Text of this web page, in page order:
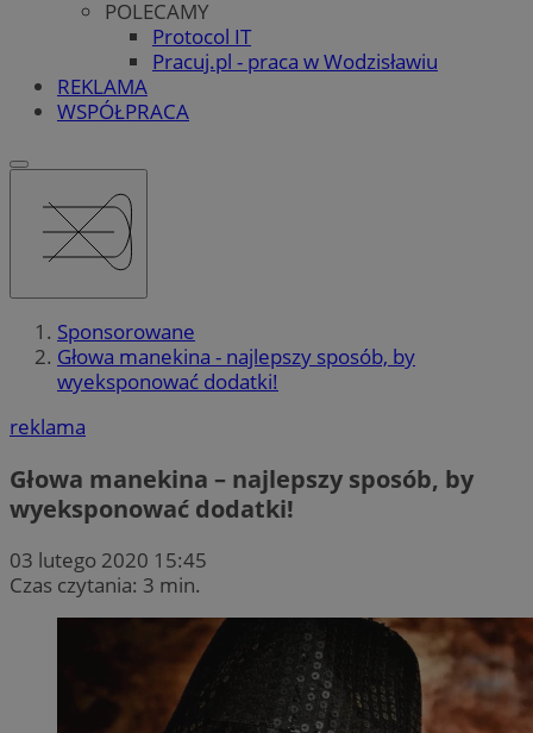
POLECAMY
Protocol IT
Pracuj.pl - praca w Wodzisławiu
REKLAMA
WSPÓŁPRACA
Sponsorowane
Głowa manekina - najlepszy sposób, by
wyeksponować dodatki!
reklama
Głowa manekina – najlepszy sposób, by
wyeksponować dodatki!
03 lutego 2020 15:45
Czas czytania: 3 min.